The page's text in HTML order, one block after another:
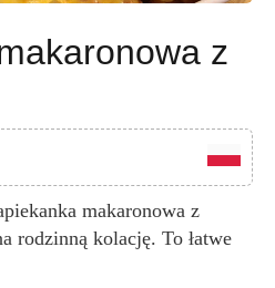
z
makaronowa z
rodzinną kolację. To łatwe